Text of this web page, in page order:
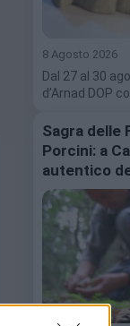
8 Agosto 2026
Dal 27 al 30
d’Arnad DOP
Sagra delle
Porcini: a
autentico